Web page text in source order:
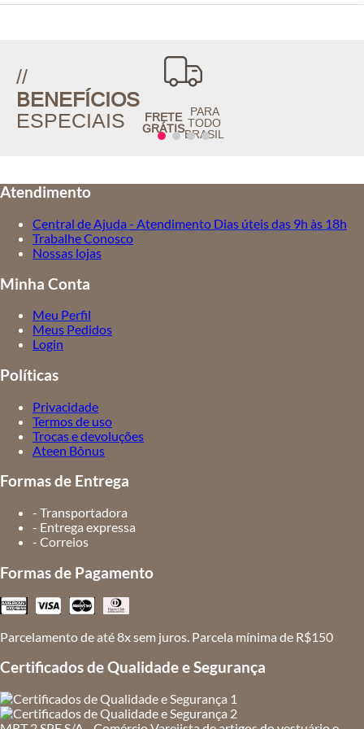
//
BENEFÍCIOS
ESPECIAIS
FRETE
GRÁTIS
PARA
TODO
BRASIL
Atendimento
Central de Ajuda - Atendimento Dias úteis das 9h às 18h
Trabalhe Conosco
Nossas lojas
Minha Conta
Meu Perfil
Meus Pedidos
Login
Políticas
Privacidade
Termos de uso
Trocas e devoluções
Ateen Bônus
Formas de Entrega
- Transportadora
- Entrega expressa
- Correios
Formas de Pagamento
Parcelamento de até 8x sem juros. Parcela mínima de R$150
Certificados de Qualidade e Segurança